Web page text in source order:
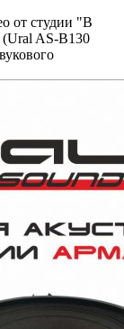
от студии "В
(Ural AS-В130